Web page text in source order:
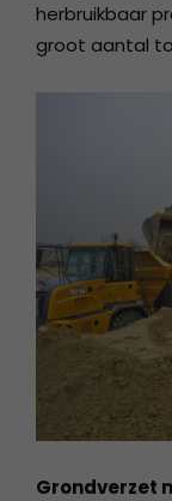
herbruikbaar
groot aantal
Grondverzet